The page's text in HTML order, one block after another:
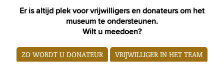
Er is altijd plek voor vrijwilligers en donateurs om het
museum te ondersteunen.
Wilt u meedoen?
ZO WORDT U DONATEUR VRIJWILLIGER IN HET TEAM